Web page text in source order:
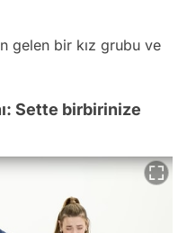
gelen bir kız grubu ve
Sette birbirinize